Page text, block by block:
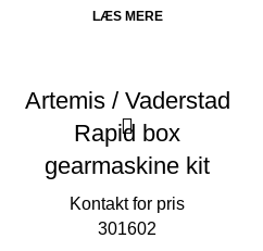
LÆS MERE
Artemis / Vaderstad
Rapid box
gearmaskine kit
301602